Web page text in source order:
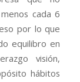
cada 6
por lo que
equilibro en
visión,
hábitos